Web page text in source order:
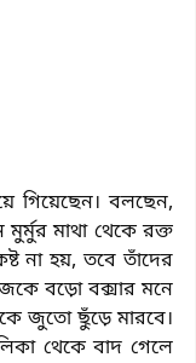
গিয়েছেন। বলছেন,
মাথা থেকে রক্ত
না হয়, তবে তাঁদের
বড়ো বক্সার মনে
জুতো ছুঁড়ে মারবে।
থেকে বাদ গেলে